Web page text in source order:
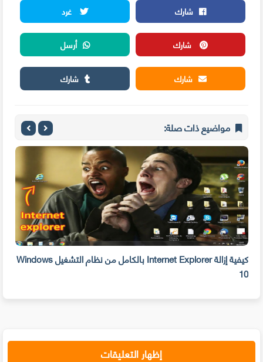
شارك
غرد
شارك
أرسل
شارك
شارك
مواضيع ذات صلة:
كيفية إزالة Internet Explorer بالكامل من نظام التشغيل Windows
10
إظهار التعليقات